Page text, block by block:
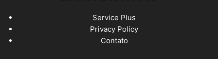
Service Plus
Privacy Policy
Contato